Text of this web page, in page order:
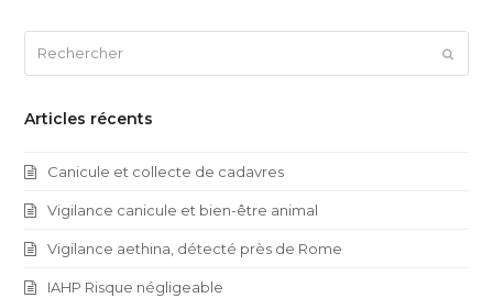
Articles récents
Canicule et collecte de cadavres
Vigilance canicule et bien-être animal
Vigilance aethina, détecté près de Rome
IAHP Risque négligeable